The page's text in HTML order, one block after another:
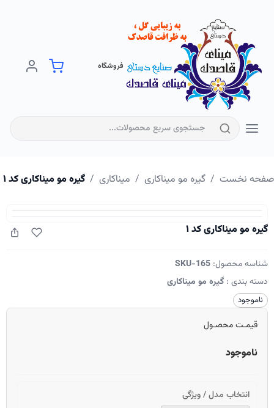
فروشگاه
نخست گیره مو میناکاری میناکاری گیره مو میناکاری کد ۱
گیره مو میناکاری کد ۱
شناسه محصول:SKU-165
دسته بندی : گیره مو میناکاری
ناموجود
قیمـت محصـول
ناموجود
انتخاب مدل / ویژگی